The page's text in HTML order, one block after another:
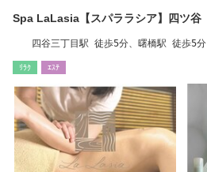
Spa LaLasia【スパララシア】四ツ谷
四谷三丁目駅 徒歩5分、曙橋駅 徒歩5分
ﾘﾗｸ ｴｽﾃ